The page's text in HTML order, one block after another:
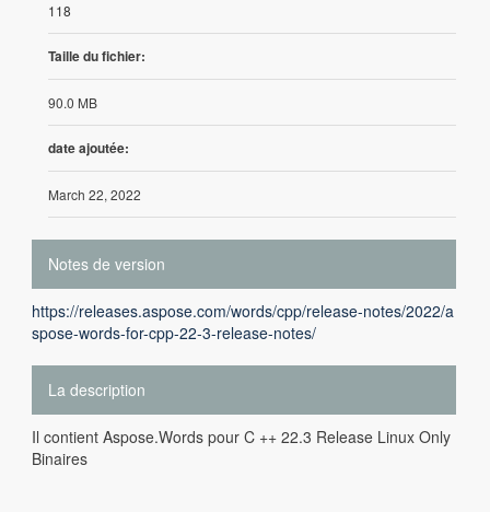
118
Taille du fichier:
90.0 MB
date ajoutée:
March 22, 2022
Notes de version
https://releases.aspose.com/words/cpp/release-notes/2022/a
spose-words-for-cpp-22-3-release-notes/
La description
Il contient Aspose.Words pour C ++ 22.3 Release Linux Only
Binaires